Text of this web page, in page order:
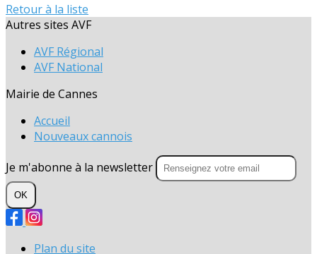
Retour à la liste
Autres sites AVF
AVF Régional
AVF National
Mairie de Cannes
Accueil
Nouveaux cannois
Je m'abonne à la newsletter
OK
Plan du site